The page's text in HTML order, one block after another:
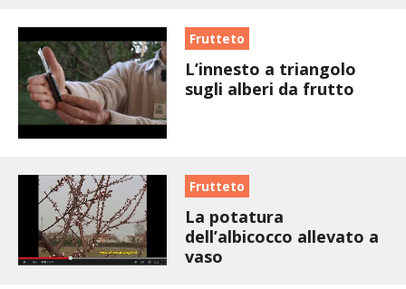
PELLENC
MEDICINA DEI SEMPLICI
SCONTI NOVEMBRE
HUSQVARNA
ZAPI GARDEN
Frutteto
L’innesto a triangolo
sugli alberi da frutto
Frutteto
La potatura
dell’albicocco allevato a
vaso